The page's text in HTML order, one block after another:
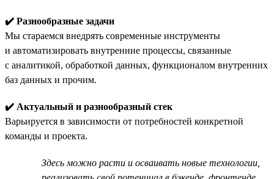
✔️ Разнообразные задачи
Мы стараемся внедрять современные инструменты
и автоматизировать внутренние процессы, связанные
с аналитикой, обработкой данных, функционалом внутренних
баз данных и прочим.
✔️ Актуальный и разнообразный стек
Варьируется в зависимости от потребностей конкретной
команды и проекта.
Здесь можно расти и осваивать новые технологии,